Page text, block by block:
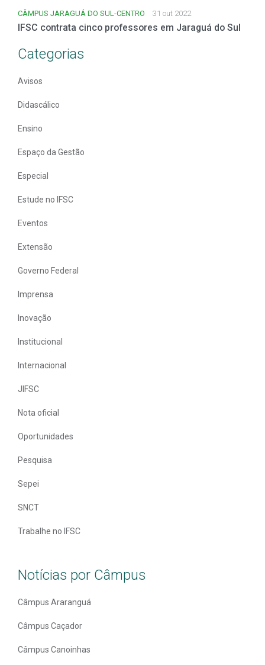
CÂMPUS JARAGUÁ DO SUL-CENTRO 31 out 2022
IFSC contrata cinco professores em Jaraguá do Sul
Categorias
Avisos
Didascálico
Ensino
Espaço da Gestão
Especial
Estude no IFSC
Eventos
Extensão
Governo Federal
Imprensa
Inovação
Institucional
Internacional
JIFSC
Nota oficial
Oportunidades
Pesquisa
Sepei
SNCT
Trabalhe no IFSC
Notícias por Câmpus
Câmpus Araranguá
Câmpus Caçador
Câmpus Canoinhas